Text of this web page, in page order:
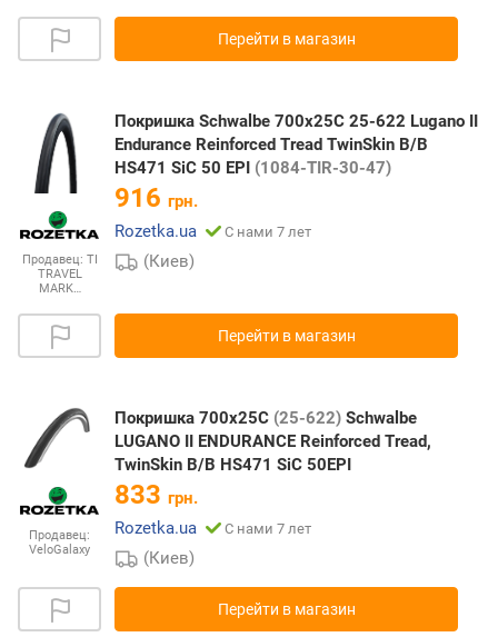
Перейти в магазин
Продавец: TI
TRAVEL
MARK…
Покришка Schwalbe 700x25C 25-622 Lugano II
Endurance Reinforced Tread TwinSkin B/B
HS471 SiC 50 EPI (1084-TIR-30-47)
916 грн.
Rozetka.ua
С нами 7 лет
(Киев)
Перейти в магазин
Продавец:
VeloGalaxy
Покришка 700x25C (25-622) Schwalbe
LUGANO II ENDURANCE Reinforced Tread,
TwinSkin B/B HS471 SiC 50EPI
833 грн.
Rozetka.ua
С нами 7 лет
(Киев)
Перейти в магазин